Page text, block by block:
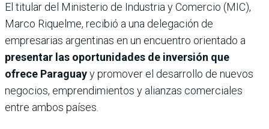
El titular del Ministerio de Industria y Comercio (MIC),
Marco Riquelme, recibió a una delegación de
empresarias argentinas en un encuentro orientado a
presentar las oportunidades de inversión que
ofrece Paraguayy promover el desarrollo de nuevos
negocios, emprendimientos y alianzas comerciales
entre ambos países.